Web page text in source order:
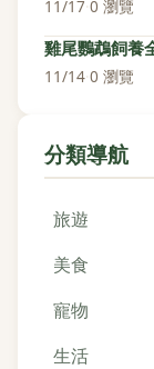
11/17·0 瀏覽
雞尾鸚鵡飼養
11/14·0 瀏覽
分類導航
旅遊
美食
寵物
生活